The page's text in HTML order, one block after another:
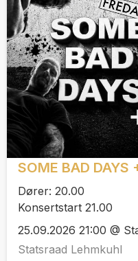
SOME BAD DAYS
Dører: 20.00
Konsertstart 21.00
25.09.2026 21:00 @
Statsraad Lehmkuhl